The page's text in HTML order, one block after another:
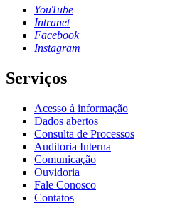
YouTube
Intranet
Facebook
Instagram
Serviços
Acesso à informação
Dados abertos
Consulta de Processos
Auditoria Interna
Comunicação
Ouvidoria
Fale Conosco
Contatos